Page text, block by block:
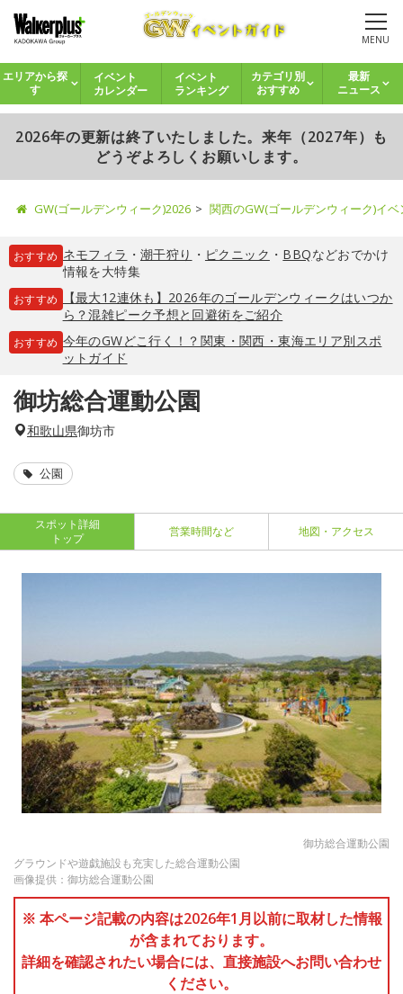
MENU
エリアから探
す
イベント
カレンダー
イベント
ランキング
カテゴリ別
おすすめ
最新
ニュース
2026年の更新は終了いたしました。来年（2027年）も
どうぞよろしくお願いします。
GW(ゴールデンウィーク)2026 関西のGW(ゴールデンウィーク)イ
おすすめ ネモフィラ ・ 潮干狩り ・ ピクニック ・ BBQなどおでかけ
情報を大特集
おすすめ
【最大12連休も】2026年のゴールデンウィークはいつか
ら？混雑ピーク予想と回避術をご紹介
おすすめ 今年のGWどこ行く！？関東・関西・東海エリア別スポ
ットガイド
御坊総合運動公園
和歌山県御坊市
公園
スポット詳細
トップ
営業時間など 地図・アクセス
御坊総合運動公園
グラウンドや遊戯施設も充実した総合運動公園
画像提供：御坊総合運動公園
※ 本ページ記載の内容は2026年1月以前に取材した情報
が含まれております。
詳細を確認されたい場合には、直接施設へお問い合わせ
ください。